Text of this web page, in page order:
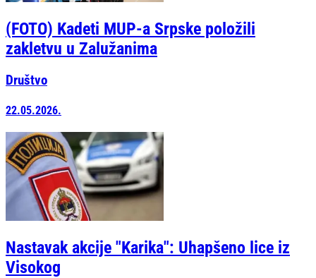
(FOTO) Kadeti MUP-a Srpske položili
zakletvu u Zalužanima
Društvo
22.05.2026.
Nastavak akcije "Karika": Uhapšeno lice iz
Visokog